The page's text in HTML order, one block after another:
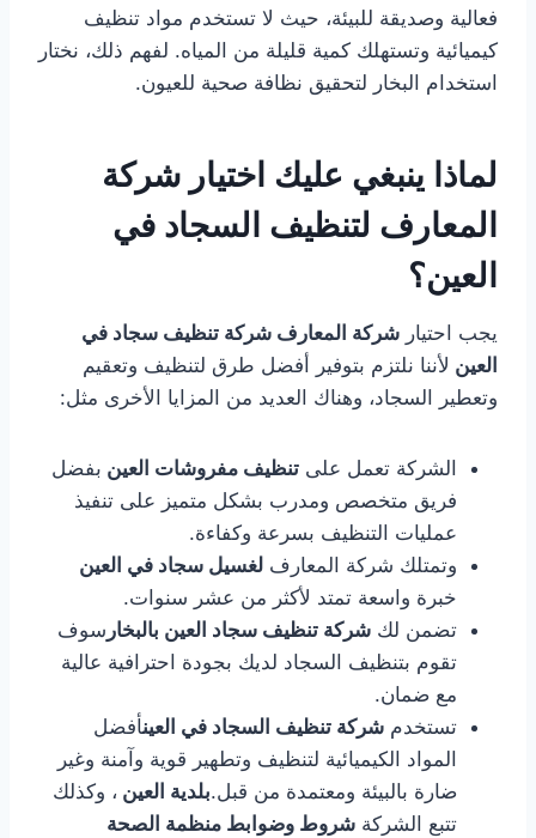
فعالية وصديقة للبيئة، حيث لا تستخدم مواد تنظيف
كيميائية وتستهلك كمية قليلة من المياه. لفهم ذلك، نختار
استخدام البخار لتحقيق نظافة صحية للعيون.
لماذا ينبغي عليك اختيار شركة
المعارف لتنظيف السجاد في
العين؟
يجب احتيار شركة المعارف شركة تنظيف سجاد في
العين لأننا نلتزم بتوفير أفضل طرق لتنظيف وتعقيم
وتعطير السجاد، وهناك العديد من المزايا الأخرى مثل:
الشركة تعمل على تنظيف مفروشات العين بفضل
فريق متخصص ومدرب بشكل متميز على تنفيذ
عمليات التنظيف بسرعة وكفاءة.
وتمتلك شركة المعارف لغسيل سجاد في العين
خبرة واسعة تمتد لأكثر من عشر سنوات.
تضمن لك شركة تنظيف سجاد العين بالبخار سوف
تقوم بتنظيف السجاد لديك بجودة احترافية عالية
مع ضمان.
تستخدم شركة تنظيف السجاد في العينأفضل
المواد الكيميائية لتنظيف وتطهير قوية وآمنة وغير
ضارة بالبيئة ومعتمدة من قبل.بلدية العين ، وكذلك
تتبع الشركة شروط وضوابط منظمة الصحة